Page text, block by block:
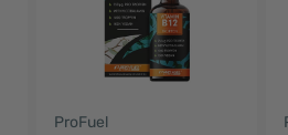
ProFuel